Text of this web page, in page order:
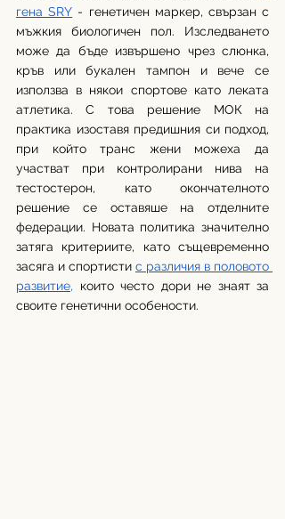
гена SRY - генетичен маркер, свързан с
мъжкия биологичен пол. Изследването
може да бъде извършено чрез слюнка,
кръв или букален тампон и вече се
използва в някои спортове като леката
атлетика. С това решение МОК на
практика изоставя предишния си подход,
при който транс жени можеха да
участват при контролирани нива на
тестостерон, като окончателното
решение се оставяше на отделните
федерации. Новата политика значително
затяга критериите, като същевременно
засяга и спортисти с различия в половото
развитие, които често дори не знаят за
своите генетични особености.